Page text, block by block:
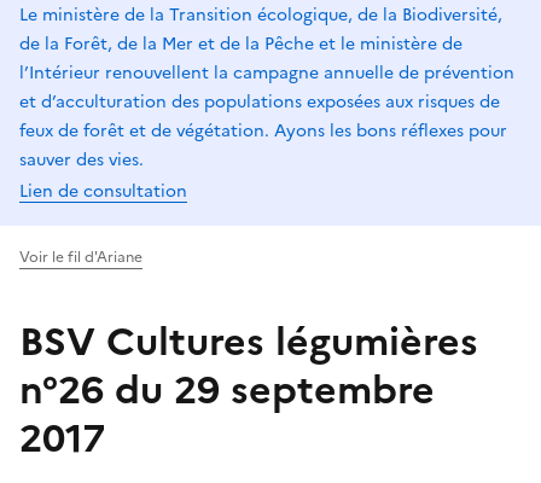
Le ministère de la Transition écologique, de la Biodiversité,
de la Forêt, de la Mer et de la Pêche et le ministère de
l’Intérieur renouvellent la campagne annuelle de prévention
et d’acculturation des populations exposées aux risques de
feux de forêt et de végétation. Ayons les bons réflexes pour
sauver des vies.
Lien de consultation
Voir le fil d'Ariane
BSV Cultures légumières
n°26 du 29 septembre
2017